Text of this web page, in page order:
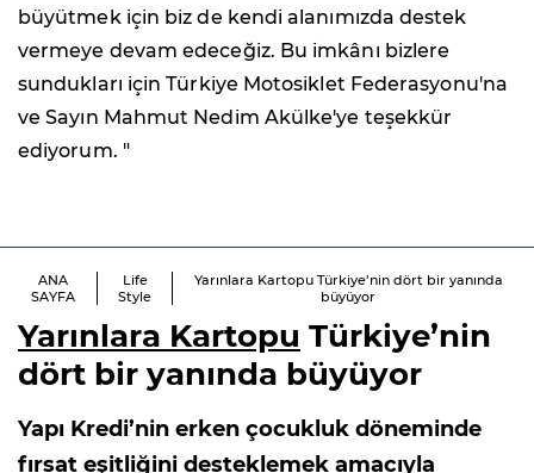
büyütmek için biz de kendi alanımızda destek
vermeye devam edeceğiz. Bu imkânı bizlere
sundukları için Türkiye Motosiklet Federasyonu'na
ve Sayın Mahmut Nedim Akülke'ye teşekkür
ediyorum. "
ANA
SAYFA
Life
Style
Yarınlara Kartopu Türkiye’nin dört bir yanında
büyüyor
Yarınlara Kartopu Türkiye’nin
dört bir yanında büyüyor
Yapı Kredi’nin erken çocukluk döneminde
fırsat eşitliğini desteklemek amacıyla